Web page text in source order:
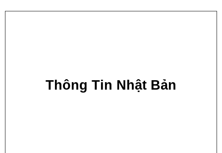
Thông Tin Nhật Bản